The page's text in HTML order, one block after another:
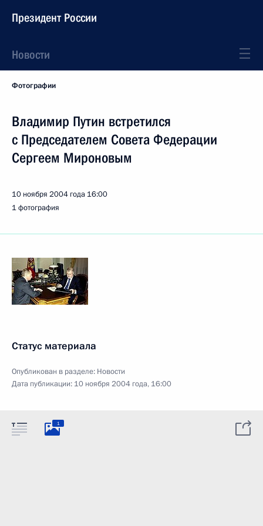
Президент России
Новости
Фотографии
Владимир Путин встретился
с Председателем Совета Федерации
Сергеем Мироновым
10 ноября 2004 года 16:00
1 фотография
Статус материала
Опубликован в разделе: Новости
Дата публикации: 10 ноября 2004 года, 16:00
1